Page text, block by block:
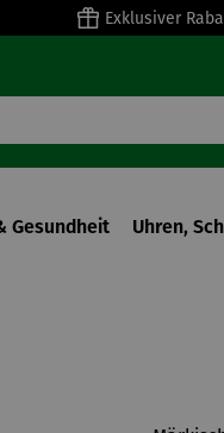
Exklusiver
Gesundheit Uhren,